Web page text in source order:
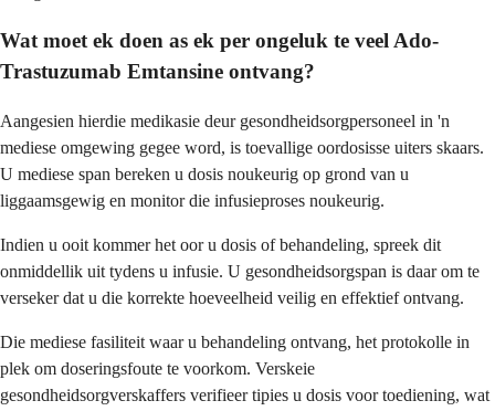
Wat moet ek doen as ek per ongeluk te veel Ado-
Trastuzumab Emtansine ontvang?
Aangesien hierdie medikasie deur gesondheidsorgpersoneel in 'n
mediese omgewing gegee word, is toevallige oordosisse uiters skaars.
U mediese span bereken u dosis noukeurig op grond van u
liggaamsgewig en monitor die infusieproses noukeurig.
Indien u ooit kommer het oor u dosis of behandeling, spreek dit
onmiddellik uit tydens u infusie. U gesondheidsorgspan is daar om te
verseker dat u die korrekte hoeveelheid veilig en effektief ontvang.
Die mediese fasiliteit waar u behandeling ontvang, het protokolle in
plek om doseringsfoute te voorkom. Verskeie
gesondheidsorgverskaffers verifieer tipies u dosis voor toediening, wat